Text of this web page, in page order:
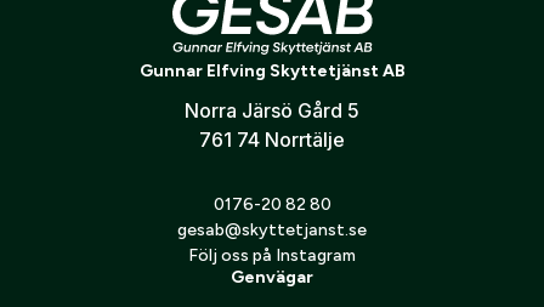
Jag godkänner att mina personuppgifter behandlas enligt
personuppgiftspolicy
Gunnar Elfving Skyttetjänst AB
Norra Järsö Gård 5
761 74 Norrtälje
0176-20 82 80
gesab@skyttetjanst.se
Följ oss på Instagram
Genvägar